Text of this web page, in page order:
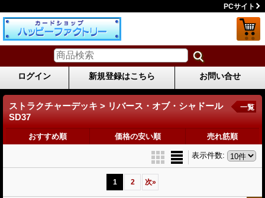
PCサイト
ログイン 新規登録はこちら お問い合せ
ストラクチャーデッキ > リバース・オブ・シャドール
SD37
一覧
おすすめ順 価格の安い順 売れ筋順
表示件数:
1 2 次»